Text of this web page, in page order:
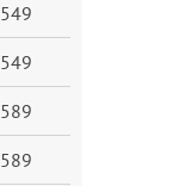
549
549
589
589